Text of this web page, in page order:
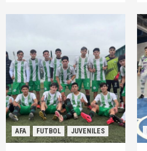
AFA FUTBOL JUVENILES